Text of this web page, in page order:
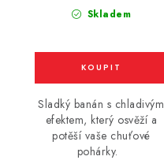
Skladem
Sladký banán s chladivým
efektem, který osvěží a
potěší vaše chuťové
pohárky.